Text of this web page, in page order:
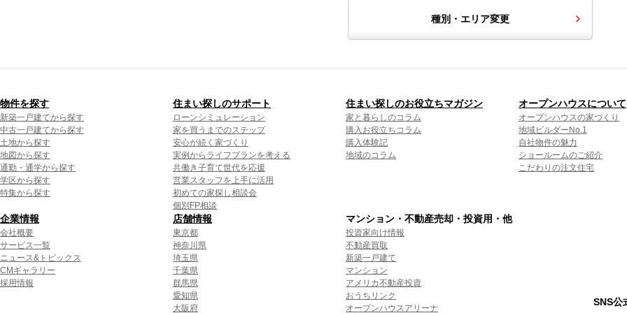
種別・エリア変更
物件を探す
新築一戸建てから探す
中古一戸建てから探す
土地から探す
地図から探す
通勤・通学から探す
学区から探す
特集から探す
住まい探しのサポート
ローンシミュレーション
家を買うまでのステップ
安心が続く家づくり
実例からライフプランを考える
共働き子育て世代を応援
営業スタッフを上手に活用
初めての家探し相談会
個別FP相談
住まい探しのお役立ちマガジン
家と暮らしのコラム
購入お役立ちコラム
購入体験記
地域のコラム
オープンハウスについて
オープンハウスの家づくり
地域ビルダーNo.1
自社物件の魅力
ショールームのご紹介
こだわりの注文住宅
企業情報
会社概要
サービス一覧
ニュース&トピックス
CMギャラリー
採用情報
店舗情報
東京都
神奈川県
埼玉県
千葉県
群馬県
愛知県
大阪府
マンション・不動産売却・投資用・他
投資家向け情報
不動産買取
新築一戸建て
マンション
アメリカ不動産投資
おうちリンク
オープンハウスアリーナ
SNS公